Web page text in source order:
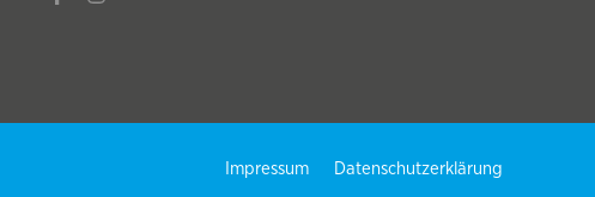
Impressum Datenschutzerklärung